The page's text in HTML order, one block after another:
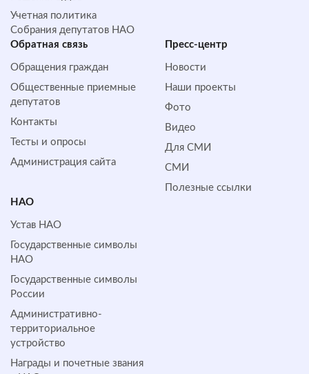
Учетная политика
Собрания депутатов НАО
Обратная cвязь
Обращения граждан
Общественные приемные
депутатов
Контакты
Тесты и опросы
Администрация сайта
Пресс-центр
Новости
Наши проекты
Фото
Видео
Для СМИ
СМИ
Полезные ссылки
НАО
Устав НАО
Государственные символы
НАО
Государственные символы
России
Административно-
территориальное
устройство
Награды и почетные звания